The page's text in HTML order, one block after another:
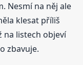
Nesmí na něj ale
klesat příliš
na listech objeví
zbavuje.